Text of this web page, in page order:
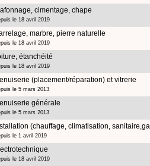
cimentage, chape
le 18 avril 2019
marbre, pierre naturelle
le 18 avril 2019
étanchéité
le 18 avril 2019
(placement/réparation) et vitrerie
le 5 mars 2013
générale
le 5 mars 2013
(chauffage, climatisation,
le 1 avril 2019
le 18 avril 2019